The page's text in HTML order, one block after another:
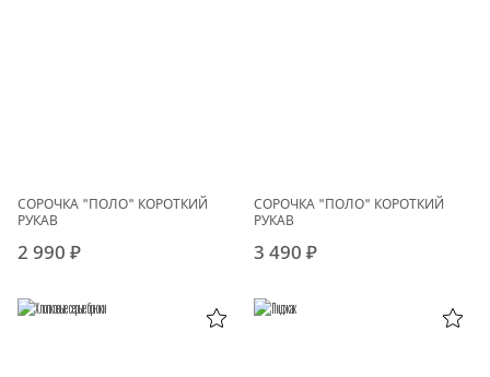
СОРОЧКА "ПОЛО" КОРОТКИЙ
РУКАВ
2 990 ₽
СОРОЧКА "ПОЛО" КОРОТКИЙ
РУКАВ
3 490 ₽